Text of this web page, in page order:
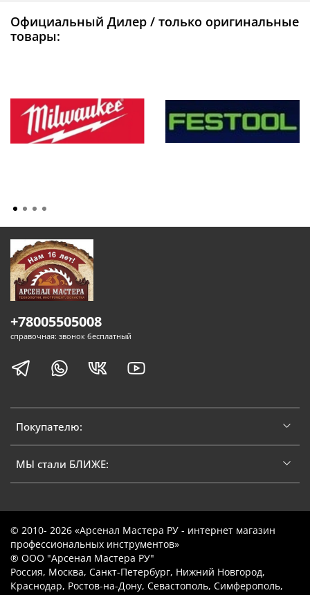
Официальный Дилер / только оригинальные
товары:
Покупателю:
МЫ стали БЛИЖЕ:
+78005505008
справочная: звонок бесплатный
© 2010- 2026 «Арсенал Мастера РУ - интернет магазин
профессиональных инструментов»
® ООО "Арсенал Мастера РУ"
Россия, Москва, Санкт-Петербург, Нижний Новгород,
Краснодар, Ростов-на-Дону, Севастополь, Симферополь,